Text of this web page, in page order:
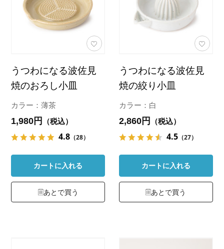
うつわになる波佐見
焼のおろし小皿
カラー：薄茶
1,980円 （税込）
4.8 （28）
カートに入れる
あとで買う
うつわになる波佐見
焼の絞り小皿
カラー：白
2,860円 （税込）
4.5 （27）
カートに入れる
あとで買う